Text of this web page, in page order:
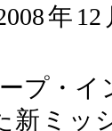
年
ープ・
新ミッ